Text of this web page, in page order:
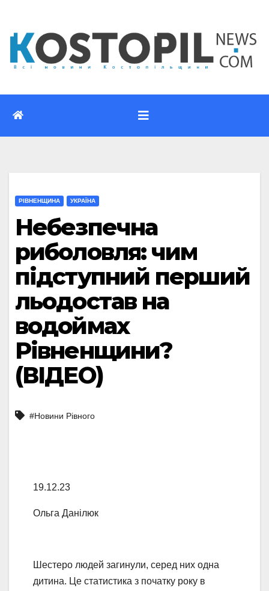
вмісту
РІВНЕНЩИНА УКРАЇНА
Небезпечна
риболовля: чим
підступний перший
льодостав на
водоймах
Рівненщини?
(ВІДЕО)
#Новини Рівного
19.12.23
Ольга Данілюк
Шестеро людей загинули, серед них одна
дитина. Це статистика з початку року в